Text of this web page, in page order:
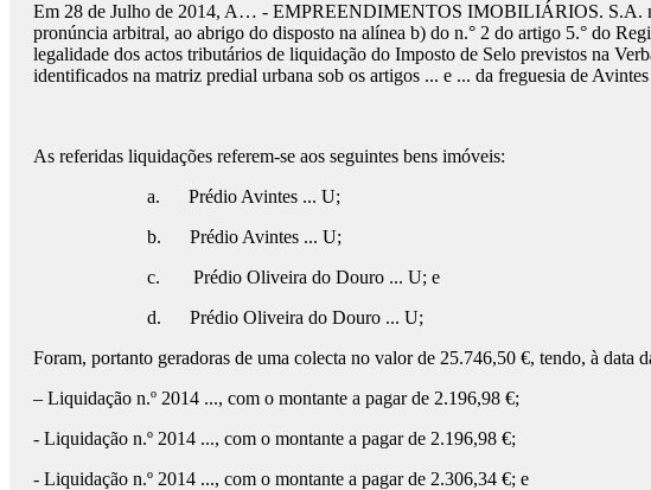
Em 28 de Julho de 2014, A… - EMPREENDIMENTOS IMOBILIÁRIOS. S.A.
pronúncia arbitral, ao abrigo do disposto na alínea b) do n.° 2 do artigo 5.° do
legalidade dos actos tributários de liquidação do Imposto de Selo previstos na
identificados na matriz predial urbana sob os artigos ... e ... da freguesia de
As referidas liquidações referem-se aos seguintes bens imóveis:
a. Prédio Avintes ... U;
b. Prédio Avintes ... U;
c. Prédio Oliveira do Douro ... U; e
d. Prédio Oliveira do Douro ... U;
Foram, portanto geradoras de uma colecta no valor de 25.746,50 €, tendo, à data
– Liquidação n.º 2014 ..., com o montante a pagar de 2.196,98 €;
- Liquidação n.º 2014 ..., com o montante a pagar de 2.196,98 €;
- Liquidação n.º 2014 ..., com o montante a pagar de 2.306,34 €; e